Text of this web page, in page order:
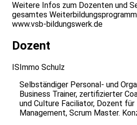
Weitere Infos zum Dozenten und
gesamtes
www.vsb-bildungswerk.de
Dozent
IS Immo Schulz
Selbständiger Personal- und
Business Trainer, zertifizierter
und Culture Faciliator, Dozent
Management, Scrum Master.